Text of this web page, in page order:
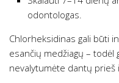
odontologas.
Chlorheksidinas gali būti
esančių medžiagų – todėl
nevalytumėte dantų prieš